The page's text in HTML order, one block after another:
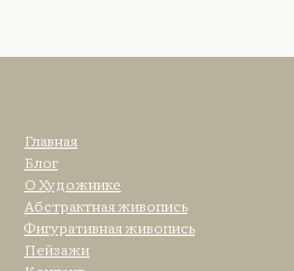
Главная
Блог
О Художнике
Абстрактная живопись
Фигуративная живопись
Пейзажи